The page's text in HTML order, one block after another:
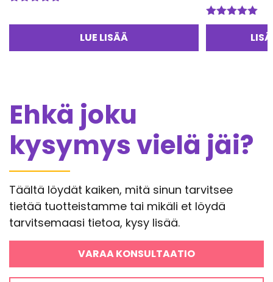
LUE LISÄÄ
Arvostelu
Ehkä joku
kysymys vielä jäi?
Täältä löydät kaiken, mitä sinun tarvitsee
tietää tuotteistamme tai mikäli et löydä
tarvitsemaasi tietoa, kysy lisää.
VARAA KONSULTAATIO